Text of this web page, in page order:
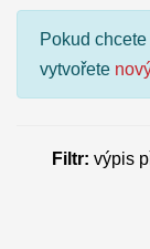
Pokud
vytvořete
Filtr: výpis